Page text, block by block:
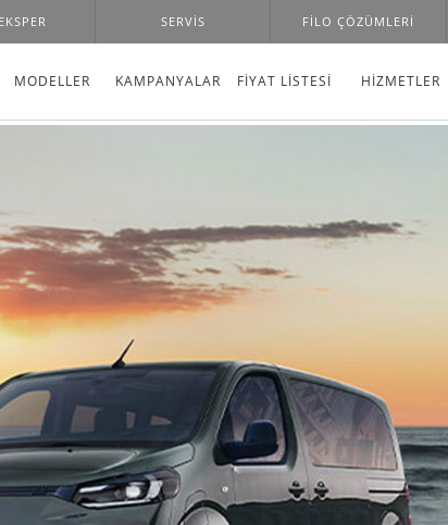
SERVIS FILO ÇÖZÜMLERI
MODELLER KAMPANYALAR FİYAT LİSTESİ HIZMETLER